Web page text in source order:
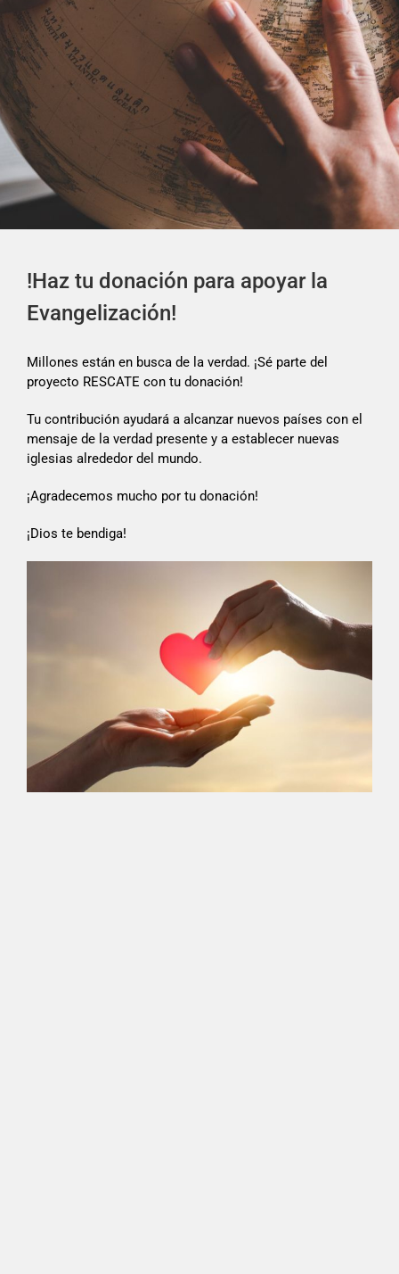
!Haz tu donación para apoyar la
Evangelización!
Millones están en busca de la verdad. ¡Sé parte del
proyecto RESCATE con tu donación!
Tu contribución ayudará a alcanzar nuevos países con el
mensaje de la verdad presente y a establecer nuevas
iglesias alrededor del mundo.
¡Agradecemos mucho por tu donación!
¡Dios te bendiga!